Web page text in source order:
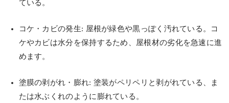
ている。
コケ・カビの発生: 屋根が緑色や黒っぽく汚れている。コ
ケやカビは水分を保持するため、屋根材の劣化を急速に進
めます。
塗膜の剥がれ・膨れ: 塗装がペリペリと剥がれている、ま
たは水ぶくれのように膨れている。